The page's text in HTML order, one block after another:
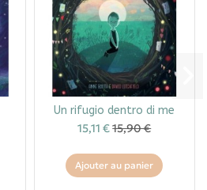
Un rifugio dentro di me
15,11 €15,90 €
Ajouter au panier